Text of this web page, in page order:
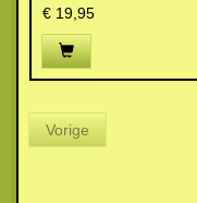
€ 19,95
Vorige